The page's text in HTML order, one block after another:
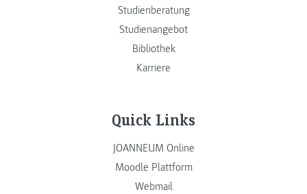
Studienberatung
Studienangebot
Bibliothek
Karriere
Quick Links
JOANNEUM Online
Moodle Plattform
Webmail